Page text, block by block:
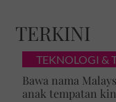
TERKINI
TEKNOLOGI &
Bawa nama
anak tempatan